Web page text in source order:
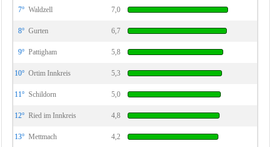
7° Waldzell 7,0
8° Gurten 6,7
9° Pattigham 5,8
10° Ortim Innkreis 5,3
11° Schildorn 5,0
12° Ried im Innkreis 4,8
13° Mettmach 4,2